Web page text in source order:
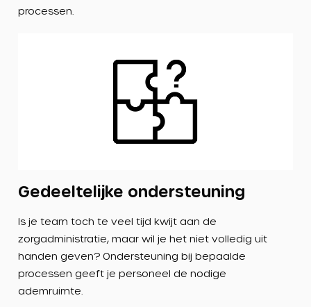
processen.
Gedeeltelijke ondersteuning
Is je team toch te veel tijd kwijt aan de
zorgadministratie, maar wil je het niet volledig uit
handen geven? Ondersteuning bij bepaalde
processen geeft je personeel de nodige
ademruimte.